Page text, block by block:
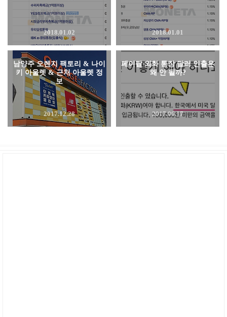
2018.01.02 2018.01.01
남양주 오렌지 팩토리 & 나이
키 아울렛 & 근처 아울렛 정
보
2017.12.28
페이팔 외화 통장 달러 인출은
왜 안 될까?
2017.06.17